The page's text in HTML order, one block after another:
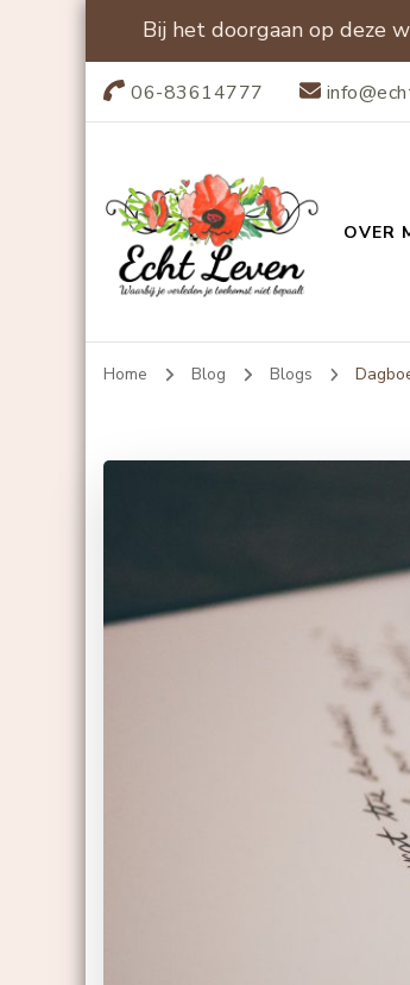
Bij het doorgaan op deze
06-83614777
Echt-leven
OVER
Home Blog Blogs